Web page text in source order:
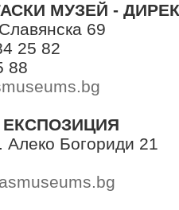
МУЗЕЙ -
69
25 82
88
Алеко Богориди 21